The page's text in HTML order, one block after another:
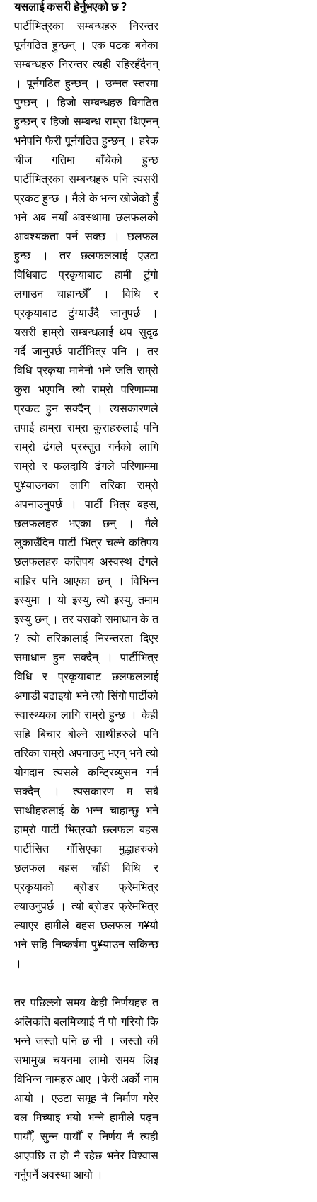
यसलाई कसरी हेर्नुभएको छ ?
पार्टीभित्रका सम्बन्धहरु निरन्तर
पूर्नगठित हुन्छन् । एक पटक बनेका
सम्बन्धहरु निरन्तर त्यही रहिरहँदैनन्
। पूर्नगठित हुन्छन् । उन्नत स्तरमा
पुग्छन् । हिजो सम्बन्धहरु विगठित
हुन्छन् र हिजो सम्बन्ध राम्रा थिएनन्
भनेपनि फेरी पूर्नगठित हुन्छन् । हरेक
चीज गतिमा बाँचेको हुन्छ
पार्टीभित्रका सम्बन्धहरु पनि त्यसरी
प्रकट हुन्छ । मैले के भन्न खोजेको हुँ
भने अब नयाँ अवस्थामा छलफलको
आवश्यकता पर्न सक्छ । छलफल
हुन्छ । तर छलफललाई एउटा
विधिबाट प्रकृयाबाट हामी टुंगो
लगाउन चाहान्छौँ । विधि र
प्रकृयाबाट टुंग्याउँदै जानुपर्छ ।
यसरी हाम्रो सम्बन्धलाई थप सुदृढ
गर्दै जानुपर्छ पार्टीभित्र पनि । तर
विधि प्रकृया मानेनौ भने जति राम्रो
कुरा भएपनि त्यो राम्रो परिणाममा
प्रकट हुन सक्दैन् । त्यसकारणले
तपाई हाम्रा राम्रा कुराहरुलाई पनि
राम्रो ढंगले प्रस्तुत गर्नको लागि
राम्रो र फलदायि ढंगले परिणाममा
पु¥याउनका लागि तरिका राम्रो
अपनाउनुपर्छ । पार्टी भित्र बहस,
छलफलहरु भएका छन् । मैले
लुकाउँदिन पार्टी भित्र चल्ने कतिपय
छलफलहरु कतिपय अस्वस्थ ढंगले
बाहिर पनि आएका छन् । विभिन्न
इस्युमा । यो इस्यु, त्यो इस्यु, तमाम
इस्यु छन् । तर यसको समाधान के त
? त्यो तरिकालाई निरन्तरता दिएर
समाधान हुन सक्दैन् । पार्टीभित्र
विधि र प्रकृयाबाट छलफललाई
अगाडी बढाइयो भने त्यो सिंगो पार्टीको
स्वास्थ्यका लागि राम्रो हुन्छ । केही
सहि बिचार बोल्ने साथीहरुले पनि
तरिका राम्रो अपनाउनु भएन् भने त्यो
योगदान त्यसले कन्ट्रिब्युसन गर्न
सक्दैन् । त्यसकारण म सबै
साथीहरुलाई के भन्न चाहान्छु भने
हाम्रो पार्टी भित्रको छलफल बहस
पार्टीसित गाँसिएका मुद्धाहरुको
छलफल बहस चाँही विधि र
प्रकृयाको ब्रोडर फ्रेमभित्र
ल्याउनुपर्छ । त्यो ब्रोडर फ्रेमभित्र
ल्याएर हामीले बहस छलफल ग¥यौ
भने सहि निष्कर्षमा पु¥याउन सकिन्छ
।
तर पछिल्लो समय केही निर्णयहरु त
अलिकति बलमिच्याई नै पो गरियो कि
भन्ने जस्तो पनि छ नी । जस्तो की
सभामुख चयनमा लामो समय लिइ
विभिन्न नामहरु आए ।फेरी अर्को नाम
आयो । एउटा समूह नै निर्माण गरेर
बल मिच्याइ भयो भन्ने हामीले पढ्न
पायौँ, सुन्न पायौँ र निर्णय नै त्यही
आएपछि त हो नै रहेछ भनेर विश्वास
गर्नुपर्ने अवस्था आयो ।